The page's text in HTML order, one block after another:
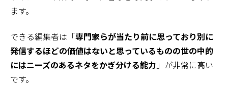
ます。
できる編集者は「専門家らが当たり前に思っており別に
発信するほどの価値はないと思っているものの世の中的
にはニーズのあるネタをかぎ分ける能力 」が非常に高い
です。